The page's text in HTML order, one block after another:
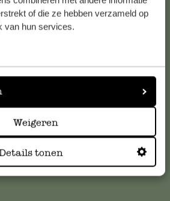
of die ze hebben verzameld op
van hun services.
Weigeren
tonen